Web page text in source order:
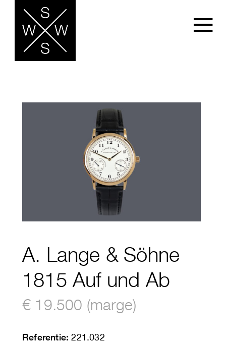
A. Lange & Söhne
1815 Auf und Ab
€ 19.500 (marge)
Referentie: 221.032